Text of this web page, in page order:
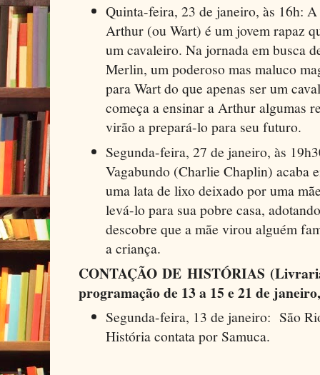
Quinta-feira, 23 de janeiro, às 16h:
Arthur (ou Wart) é um jovem rapaz
um cavaleiro. Na jornada em busca
Merlin, um poderoso mas maluco
para Wart do que apenas ser um
começa a ensinar a Arthur algumas
virão a prepará-lo para seu futuro.
Segunda-feira, 27 de janeiro, às
Vagabundo (Charlie Chaplin) acaba
uma lata de lixo deixado por uma
levá-lo para sua pobre casa,
descobre que a mãe virou alguém
a criança.
CONTAÇÃO DE HISTÓRIAS
programação de 13 a 15 e 21 de
Segunda-feira, 13 de janeiro: São
História contata por Samuca.